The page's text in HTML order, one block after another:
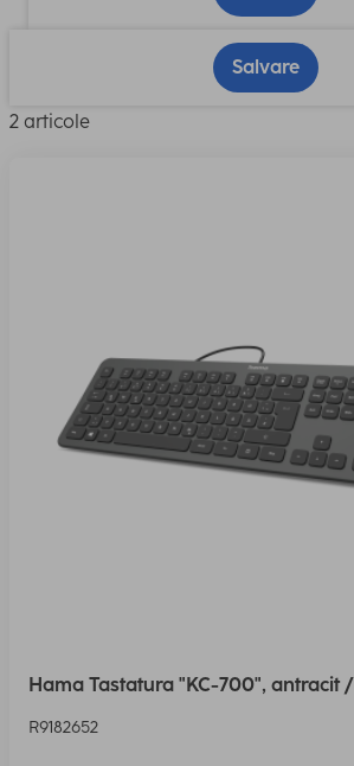
Salvare
2 articole
Hama Tastatura "KC-700", antracit
R9182652